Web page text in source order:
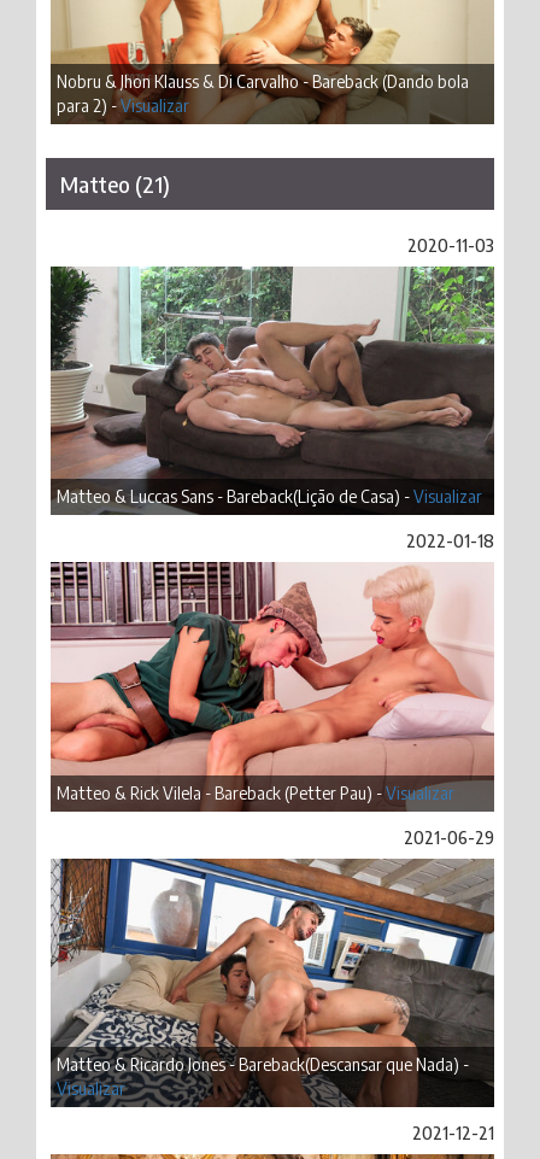
Nobru & Jhon Klauss & Di Carvalho - Bareback (Dando bola
para 2) -Visualizar
Matteo (21)
2020-11-03
Matteo & Luccas Sans - Bareback(Lição de Casa) -Visualizar
2022-01-18
Matteo & Rick Vilela - Bareback (Petter Pau) -Visualizar
2021-06-29
Matteo & Ricardo Jones - Bareback(Descansar que Nada) -
Visualizar
2021-12-21